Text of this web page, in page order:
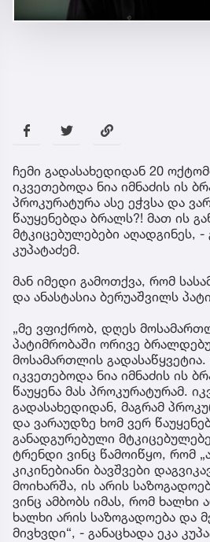
ჩემი გადასახედიდან 20
იკვეთებოდა ნია იმნაძის ის
პროკურატურა ასე ეჭვსა და
წაუყენებდა ბრალს?! მათ ის
მტკიცებულებები აღადგინეს, -
კუპატაძემ.
მან იმედი გამოთქვა, რომ
და ანასტასია ბერუაშვილს
„მე ვფიქრობ, დღეს
პატიმრობაში ორივე
მოსამართლის
იკვეთებოდა ნია იმნაძის ის
წაუყენა მას პროკურატურამ.
გადასახედიდან, მაგრამ
და ვარაუდზე ხომ ვერ
განადგურებული
ტრენდი ვინც წამოიწყო, რომ
კიკინებიანი ბავშვები
მოიხარშა, ის არის
ვინც ამბობს იმას, რომ ხალხი
ხალხი არის საზოგადოება და
მივხვდი“, - განაცხადა ეკა